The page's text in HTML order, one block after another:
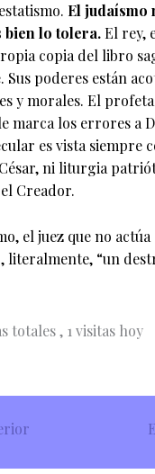
El judaísmo
bien lo tolera.El rey,
copia del libro
Sus poderes están
y morales. El
marca los errores a
es vista siempre
ni liturgia
Creador.
el juez que no
literalmente, “un
totales, 1 visitas hoy